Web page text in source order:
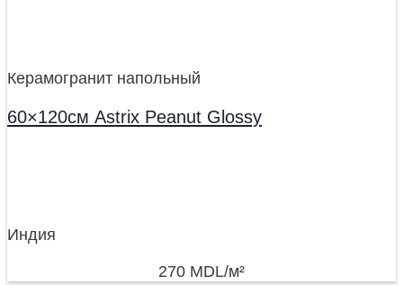
Керамогранит напольный
60×120см Astrix Peanut Glossy
Индия
270 MDL/м²